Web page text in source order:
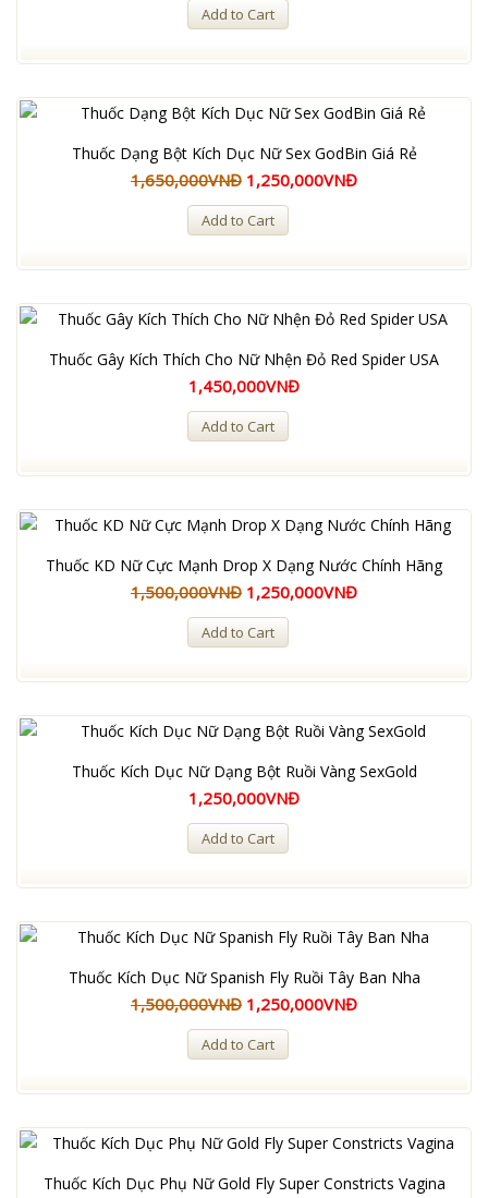
Add to Cart
Thuốc Dạng Bột Kích Dục Nữ Sex GodBin Giá Rẻ
1,650,000VNĐ 1,250,000VNĐ
Add to Cart
Thuốc Gây Kích Thích Cho Nữ Nhện Đỏ Red Spider USA
1,450,000VNĐ
Add to Cart
Thuốc KD Nữ Cực Mạnh Drop X Dạng Nước Chính Hãng
1,500,000VNĐ 1,250,000VNĐ
Add to Cart
Thuốc Kích Dục Nữ Dạng Bột Ruồi Vàng SexGold
1,250,000VNĐ
Add to Cart
Thuốc Kích Dục Nữ Spanish Fly Ruồi Tây Ban Nha
1,500,000VNĐ 1,250,000VNĐ
Add to Cart
Thuốc Kích Dục Phụ Nữ Gold Fly Super Constricts Vagina